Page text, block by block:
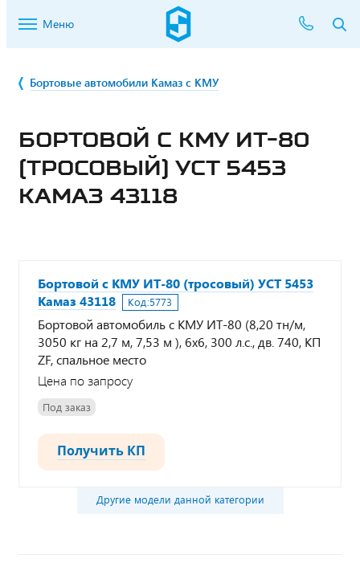
Меню
Бортовые автомобили Камаз с КМУ
БОРТОВОЙ С КМУ ИТ-80
(ТРОСОВЫЙ) УСТ 5453
КАМАЗ 43118
Бортовой с КМУ ИТ-80 (тросовый) УСТ 5453
Камаз 43118
Код:5773
Бортовой автомобиль с КМУ ИТ-80 (8,20 тн/м,
3050 кг на 2,7 м, 7,53 м ), 6х6, 300 л.с., дв. 740, КП
ZF, спальное место
Цена по запросу
Под заказ
Получить КП
Другие модели данной категории